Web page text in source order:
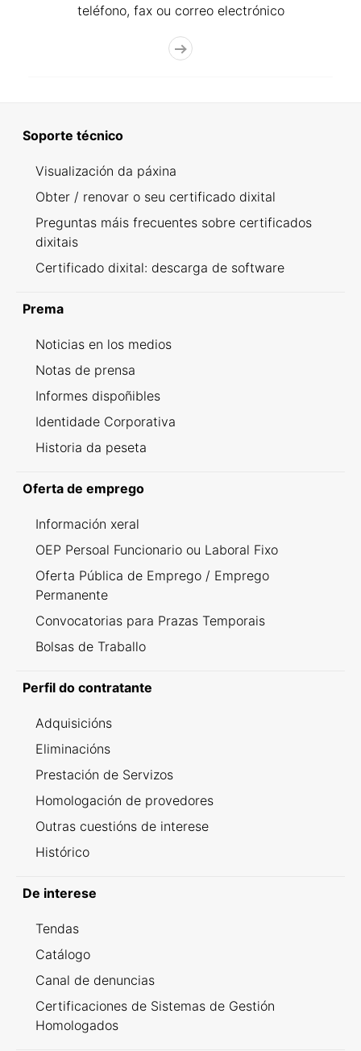
teléfono, fax ou correo electrónico
Soporte técnico
Visualización da páxina
Obter / renovar o seu certificado dixital
Preguntas máis frecuentes sobre certificados
dixitais
Certificado dixital: descarga de software
Prema
Noticias en los medios
Notas de prensa
Informes dispoñibles
Identidade Corporativa
Historia da peseta
Oferta de emprego
Información xeral
OEP Persoal Funcionario ou Laboral Fixo
Oferta Pública de Emprego / Emprego
Permanente
Convocatorias para Prazas Temporais
Bolsas de Traballo
Perfil do contratante
Adquisicións
Eliminacións
Prestación de Servizos
Homologación de provedores
Outras cuestións de interese
Histórico
De interese
Tendas
Catálogo
Canal de denuncias
Certificaciones de Sistemas de Gestión
Homologados